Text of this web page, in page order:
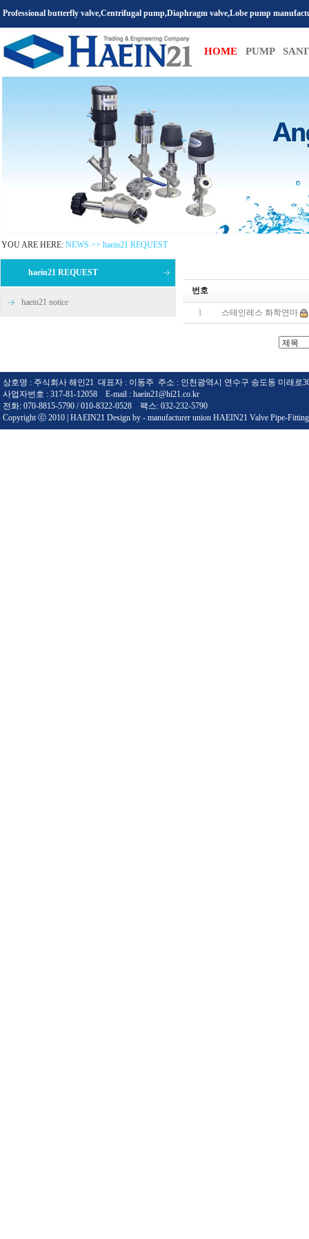
Professional butterfly valve,Centrifugal pump,Diaphragm valve,Lobe pump
HOME PUMP
YOU ARE HERE: NEWS >> haein21 REQUEST
haein21 REQUEST
haein21 notice
번호
1 스테인레스 화학연마
상호명 : 주식회사 해인21 대표자 : 이동주 주소 : 인천광역시 연수구 송도동 미래로
사업자번호 : 317-81-12058 E-mail : haein21@hi21.co.kr
전화: 070-8815-5790 / 010-8322-0528 팩스: 032-232-5790
Copyright ⓒ 2010 | HAEIN21 Design by - manufacturer union HAEIN21 Valve Pipe-